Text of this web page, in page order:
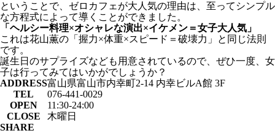
ということで、ゼロカフェが大人気の理由は、至ってシンプル
な方程式によって導くことができました。
「ヘルシー料理×オシャレな演出×イケメン＝女子大人気」
これは花山薫の「握力×体重×スピード＝破壊力」と同じ法則
です。
誕生日のサプライズなども用意されているので、ぜひ一度、女
子は行ってみてはいかがでしょうか？
ADDRESS富山県富山市内幸町2-14 内幸ビルA館 3F ‎
TEL
076-441-0029 ‎
OPEN
11:30-24:00
CLOSE
木曜日
SHARE